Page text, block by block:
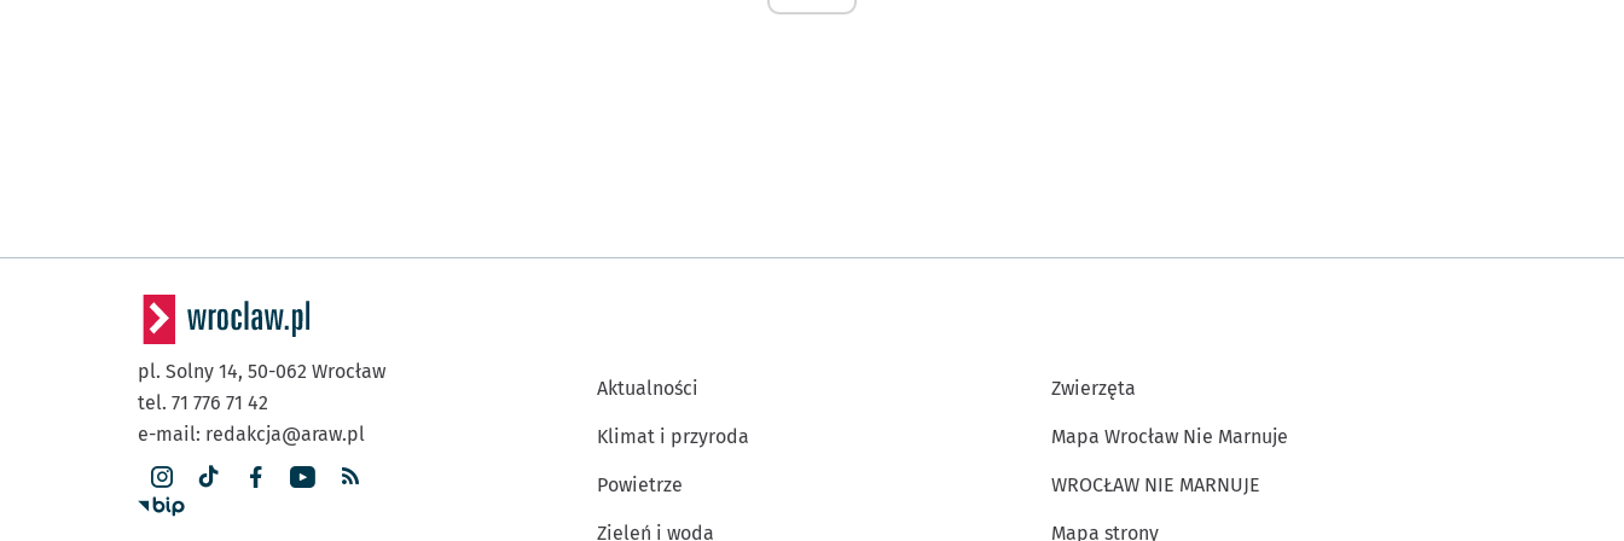
pl. Solny 14, 50-062 Wrocław
tel. 71 776 71 42
e-mail: redakcja@araw.pl
Aktualności
Klimat i przyroda
Powietrze
Zieleń i woda
Zwierzęta
Mapa Wrocław Nie Marnuje
WROCŁAW NIE MARNUJE
Mapa strony